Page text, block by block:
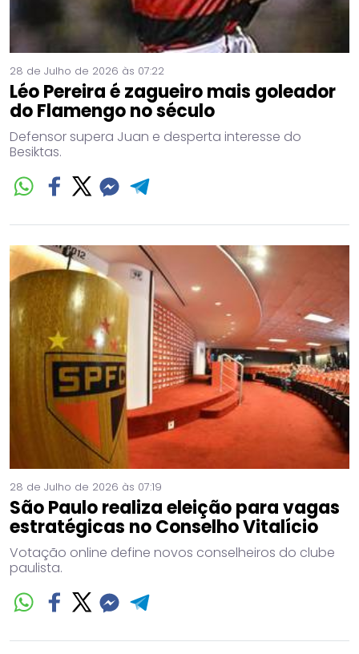
28 de Julho de 2026 às 07:22
Léo Pereira é zagueiro mais goleador
do Flamengo no século
Defensor supera Juan e desperta interesse do
Besiktas.
28 de Julho de 2026 às 07:19
São Paulo realiza eleição para vagas
estratégicas no Conselho Vitalício
Votação online define novos conselheiros do clube
paulista.